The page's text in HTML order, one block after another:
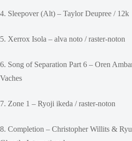
4. Sleepover (Alt) – Taylor Deupree / 12k
5. Xerrox Isola – alva noto / raster-noton
6. Song of Separation Part 6 – Oren
Vaches
7. Zone 1 – Ryoji ikeda / raster-noton
8. Completion – Christopher Willits &